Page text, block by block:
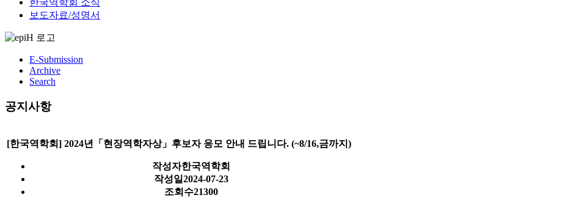
한국역학회 소식
보도자료/성명서
E-Submission
Archive
Search
공지사항
[한국역학회] 2024년「현장역학자상」후보자 응모 안내 드립니다. (~8/16,금까지)
작성자한국역학회
작성일2024-07-23
조회수21300